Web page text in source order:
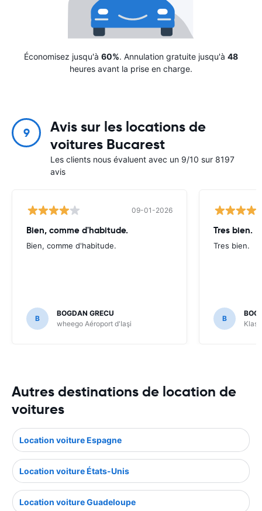
Économisez jusqu'à 60%. Annulation gratuite jusqu'à 48
heures avant la prise en charge.
9
Avis sur les locations de
voitures Bucarest
Les clients nous évaluent avec un 9/10 sur 8197
avis
09-01-2026
Bien, comme d'habitude.
Bien, comme d'habitude.
B
BOGDAN GRECU
wheego Aéroport d'Iaşi
Tres bien.
Tres bien.
B
Autres destinations de location de
voitures
Location voiture Espagne
Location voiture États-Unis
Location voiture Guadeloupe